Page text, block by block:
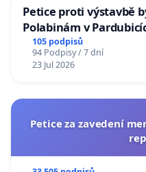
Petice proti výstavbě
Polabinám v
105 podpisů
94 Podpisy / 7 dní
23 Jul 2026
Petice za zavedení